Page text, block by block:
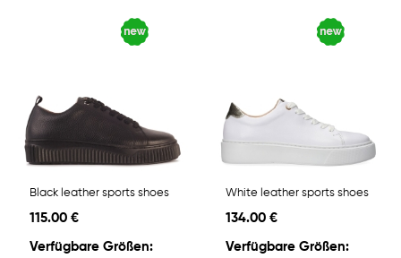
Black leather sports shoes
115.00 €
Verfügbare Größen:
White leather sports shoes
134.00 €
Verfügbare Größen: